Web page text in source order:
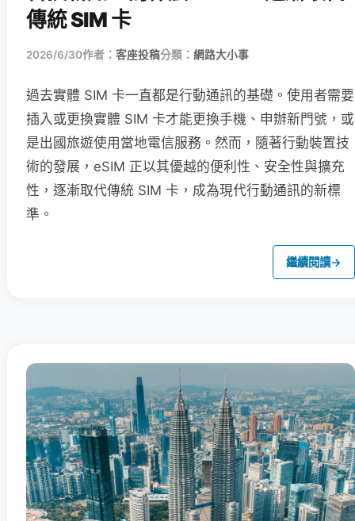
傳統 SIM 卡
2026/6/30作者： 客座投稿分類： 網路大小事
過去實體 SIM 卡一直都是行動通訊的基礎。使用者需要
插入或更換實體 SIM 卡才能更換手機、申辦新門號，或
是出國旅遊使用當地電信服務。然而，隨著行動裝置技
術的發展，eSIM 正以其優越的便利性、安全性與擴充
性，逐漸取代傳統 SIM 卡，成為現代行動通訊的新標
準。
繼續閱讀→